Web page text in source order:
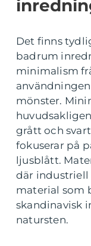
Det finns
badrum
minimalism
mönster.
grått och
fokuserar på
ljusblått.
där industriell
material som
skandinavisk
natursten.